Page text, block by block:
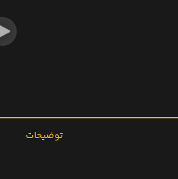
توضیحات